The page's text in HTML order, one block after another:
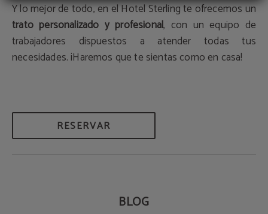
Y lo mejor de todo, en el Hotel Sterling te ofrecemos un
trato personalizado y profesional, con un equipo de
trabajadores dispuestos a atender todas tus
necesidades. ¡Haremos que te sientas como en casa!
RESERVAR
BLOG